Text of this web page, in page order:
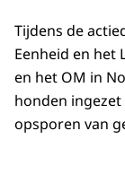
Tijdens de
Eenheid en het
en het OM in
honden
opsporen van